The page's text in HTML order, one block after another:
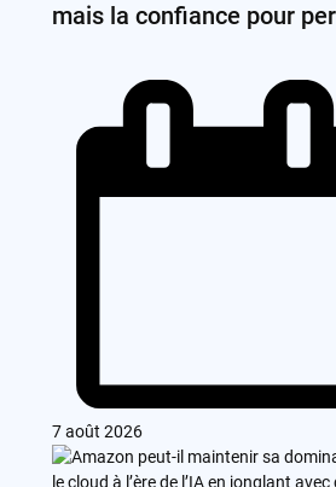
mais la confiance pour
7 août 2026